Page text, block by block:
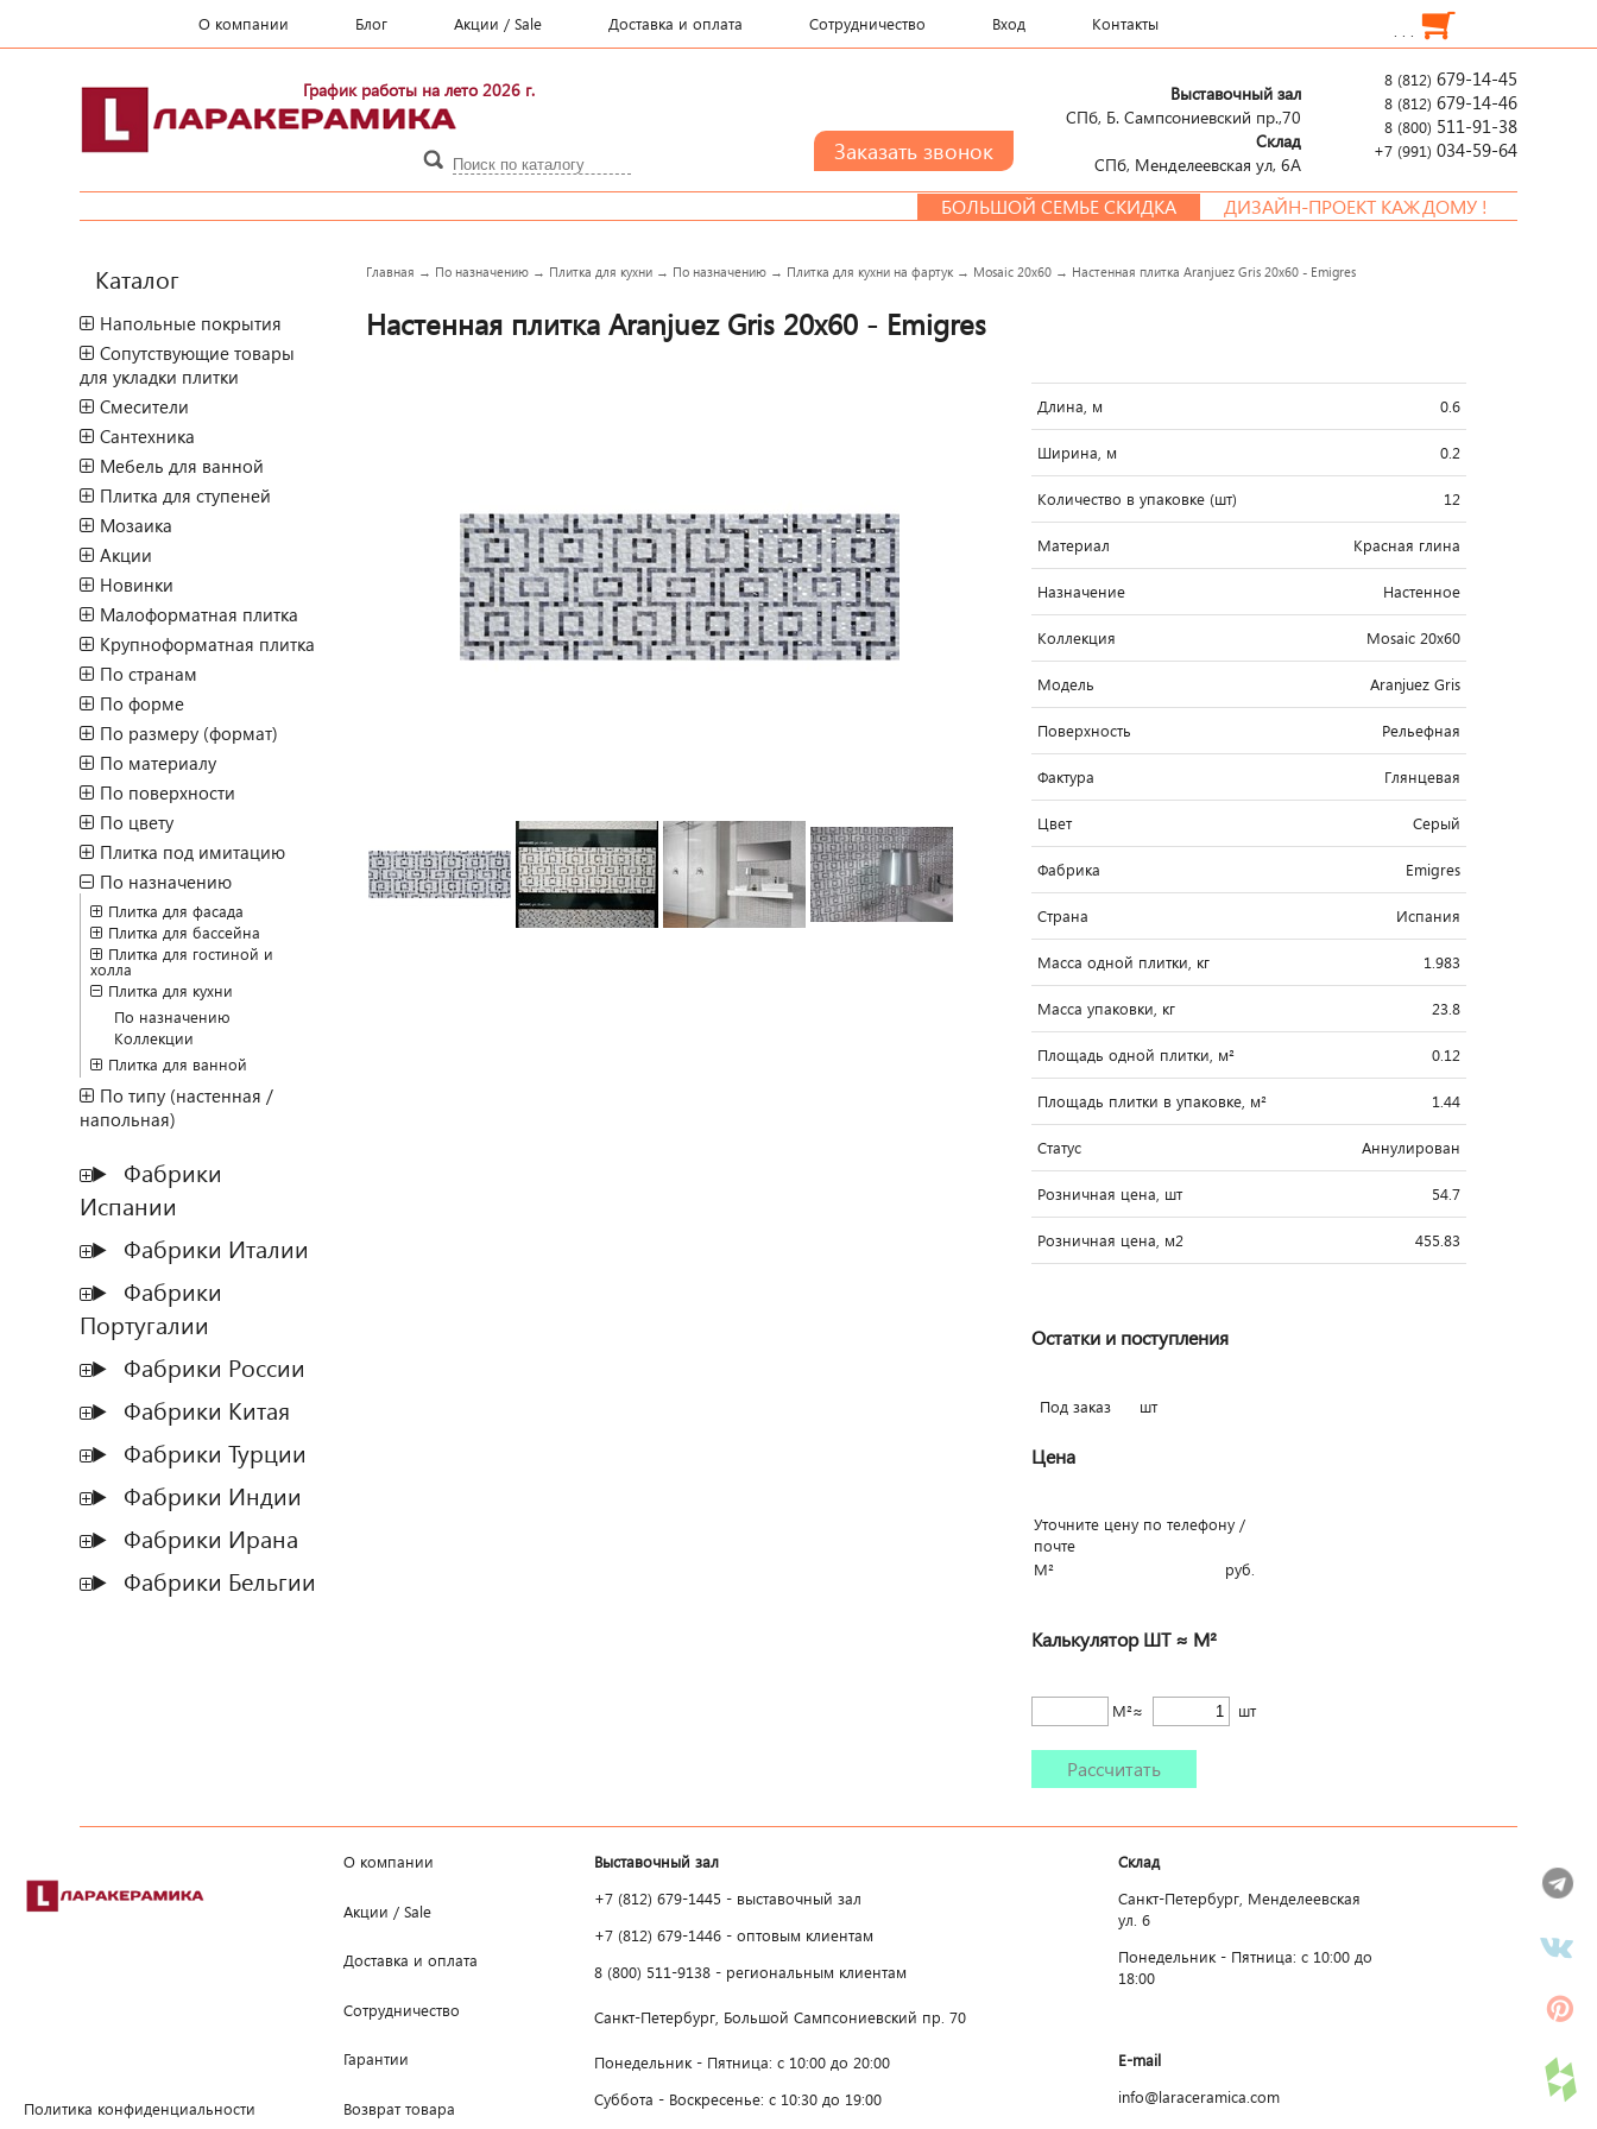
О компании Блог Акции / Sale Доставка и оплата Сотрудничество Вход Контакты . . .
График работы на лето 2026 г. 8 (812) 679-14-45
8 (812) 679-14-46
8 (800) 511-91-38
+7 (991) 034-59-64
Выставочный зал
СПб, Б. Сампсониевский пр.,70
Склад
СПб, Менделеевcкая ул, 6А
БОЛЬШОЙ СЕМЬЕ СКИДКА ДИЗАЙН-ПРОЕКТ КАЖДОМУ !
Каталог
Напольные покрытия
Сопутствующие товары
для укладки плитки
Смесители
Сантехника
Мебель для ванной
Плитка для ступеней
Мозаика
Акции
Новинки
Малоформатная плитка
Крупноформатная плитка
По странам
По форме
По размеру (формат)
По материалу
По поверхности
По цвету
Плитка под имитацию
По назначению
Плитка для фасада
Плитка для бассейна
Плитка для гостиной и
холла
Плитка для кухни
По назначению
Коллекции
Плитка для ванной
По типу (настенная /
напольная)
Фабрики
Испании
Фабрики Италии
Фабрики
Португалии
Фабрики России
Фабрики Китая
Фабрики Турции
Фабрики Индии
Фабрики Ирана
Фабрики Бельгии
Главная → По назначению → Плитка для кухни → По назначению → Плитка для кухни на фартук → Mosaic 20x60 → Настенная плитка Aranjuez Gris 20x60 - Emigres
Настенная плитка Aranjuez Gris 20x60 - Emigres
Длина, м 0.6
Ширина, м 0.2
Количество в упаковке (шт) 12
Материал Красная глина
Назначение Настенное
Коллекция Mosaic 20x60
Модель Aranjuez Gris
Поверхность Рельефная
Фактура Глянцевая
Цвет Серый
Фабрика Emigres
Страна Испания
Масса одной плитки, кг 1.983
Масса упаковки, кг 23.8
Площадь одной плитки, м² 0.12
Площадь плитки в упаковке, м² 1.44
Статус Аннулирован
Розничная цена, шт 54.7
Розничная цена, м2 455.83
Остатки и поступления
Под заказ шт
Цена
Уточните цену по телефону /
почте
М²
руб.
Калькулятор ШТ ≈ М²
М²≈ шт
Рассчитать
Политика конфиденциальности
О компании
Акции / Sale
Доставка и оплата
Сотрудничество
Гарантии
Возврат товара
Выставочный зал
+7 (812) 679-1445 - выставочный зал
+7 (812) 679-1446 - оптовым клиентам
8 (800) 511-9138 - региональным клиентам
Санкт-Петербург, Большой Сампсониевский пр. 70
Понедельник - Пятница: с 10:00 до 20:00
Суббота - Воскресенье: с 10:30 до 19:00
Склад
Санкт-Петербург, Менделеевская
ул. 6
Понедельник - Пятница: c 10:00 до
18:00
E-mail
info@laraceramica.com